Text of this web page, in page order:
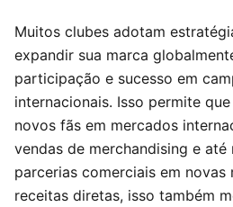
Muitos clubes adotam
expandir sua marca
participação e sucesso em
internacionais. Isso permite
novos fãs em mercados
vendas de merchandising e até
parcerias comerciais em novas
receitas diretas, isso também